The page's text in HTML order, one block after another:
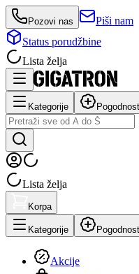
Pozovi nas
Piši nam
Status porudžbine
Lista želja
Kategorije
Lista želja
Korpa
Kategorije
Akcije